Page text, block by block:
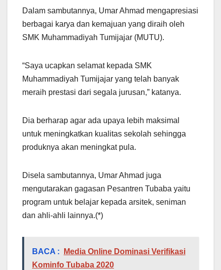
Dalam sambutannya, Umar Ahmad mengapresiasi
berbagai karya dan kemajuan yang diraih oleh
SMK Muhammadiyah Tumijajar (MUTU).
“Saya ucapkan selamat kepada SMK
Muhammadiyah Tumijajar yang telah banyak
meraih prestasi dari segala jurusan,” katanya.
Dia berharap agar ada upaya lebih maksimal
untuk meningkatkan kualitas sekolah sehingga
produknya akan meningkat pula.
Disela sambutannya, Umar Ahmad juga
mengutarakan gagasan Pesantren Tubaba yaitu
program untuk belajar kepada arsitek, seniman
dan ahli-ahli lainnya.(*)
BACA :
Media Online Dominasi Verifikasi
Kominfo Tubaba 2020